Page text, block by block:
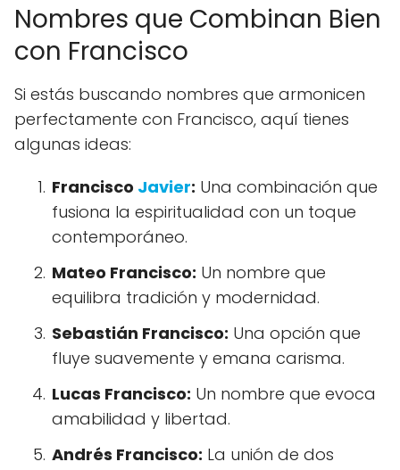
Nombres que Combinan Bien
con Francisco
Si estás buscando nombres que armonicen
perfectamente con Francisco, aquí tienes
algunas ideas:
Francisco Javier: Una combinación que
fusiona la espiritualidad con un toque
contemporáneo.
Mateo Francisco: Un nombre que
equilibra tradición y modernidad.
Sebastián Francisco: Una opción que
fluye suavemente y emana carisma.
Lucas Francisco: Un nombre que evoca
amabilidad y libertad.
Andrés Francisco: La unión de dos